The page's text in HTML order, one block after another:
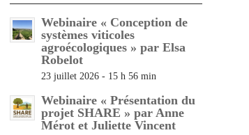
Webinaire « Conception de
systèmes viticoles
agroécologiques » par Elsa
Robelot
23 juillet 2026 - 15 h 56 min
Webinaire « Présentation du
projet SHARE » par Anne
Mérot et Juliette Vincent